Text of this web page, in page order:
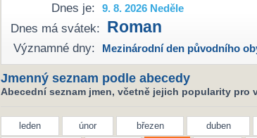
Dnes je: 9. 8. 2026 Neděle
Dnes má svátek: Roman
Významné dny: Mezinárodní den původního
Jmenný seznam podle abecedy
Abecední seznam jmen, včetně jejich popularity pro
leden únor březen duben